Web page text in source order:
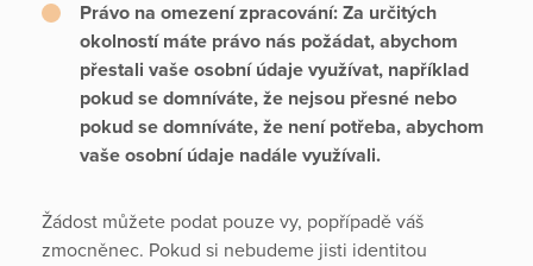
Právo na omezení zpracování: Za určitých
okolností máte právo nás požádat, abychom
přestali vaše osobní údaje využívat, například
pokud se domníváte, že nejsou přesné nebo
pokud se domníváte, že není potřeba, abychom
vaše osobní údaje nadále využívali.
Žádost můžete podat pouze vy, popřípadě váš
zmocněnec. Pokud si nebudeme jisti identitou